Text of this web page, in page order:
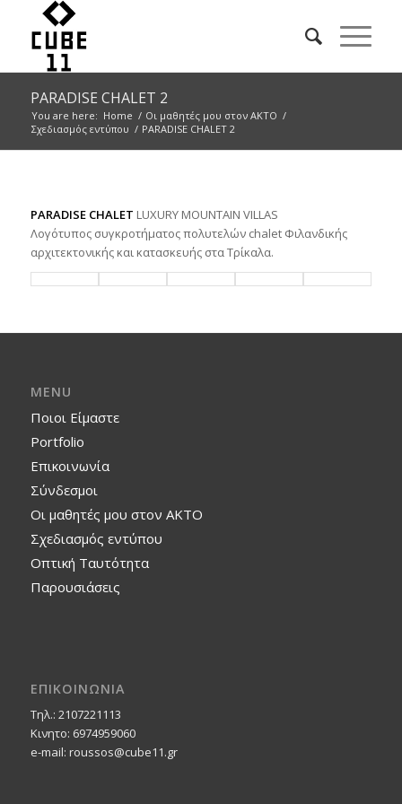
PARADISE CHALET 2
You are here: Home / Οι μαθητές μου στον ΑΚΤΟ /
Σχεδιασμός εντύπου / PARADISE CHALET 2
PARADISE CHALET LUXURY MOUNTAIN VILLAS
Λογότυπος συγκροτήματος πολυτελών chalet Φιλανδικής
αρχιτεκτονικής και κατασκευής στα Τρίκαλα.
MENU
Ποιοι Είμαστε
Portfolio
Επικοινωνία
Σύνδεσμοι
Οι μαθητές μου στον ΑΚΤΟ
Σχεδιασμός εντύπου
Οπτική Ταυτότητα
Παρουσιάσεις
ΕΠΙΚΟΙΝΩΝΙΑ
Τηλ.: 2107221113
Κινητο: 6974959060
e-mail: roussos@cube11.gr